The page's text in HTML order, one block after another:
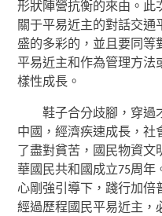
形狀陣營抗衡的來由。此
關于平易近主的對話交通
盛的多彩的，並且要同等
平易近主和作為管理方法
樣性成長。
鞋子合分歧腳，穿過
中國，經濟疾速成長，社
了盡對貧苦，國民物資
華國民共和國成立75周年
心剛強引導下，踐行加倍
經過歷程國民平易近主，